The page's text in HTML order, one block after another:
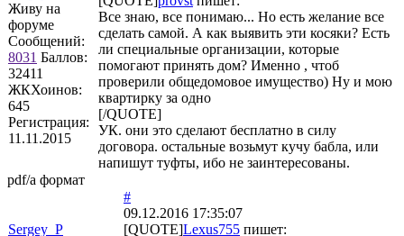
Живу на
форуме
Сообщений:
8031 Баллов:
32411
ЖКХоинов:
645
Регистрация:
11.11.2015
Все знаю, все понимаю... Но есть желание все
сделать самой. А как выявить эти косяки? Есть
ли специальные организации, которые
помогают принять дом? Именно , чтоб
проверили общедомовое имущество) Ну и мою
квартирку за одно
[/QUOTE]
УК. они это сделают бесплатно в силу
договора. остальные возьмут кучу бабла, или
напишут туфты, ибо не заинтересованы.
pdf/a формат
Sergey_P
#
09.12.2016 17:35:07
[QUOTE]Lexus755 пишет: